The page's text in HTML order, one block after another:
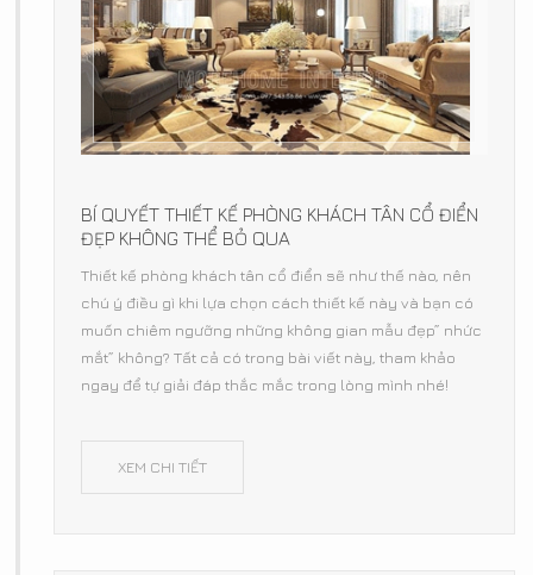
BÍ QUYẾT THIẾT KẾ PHÒNG KHÁCH TÂN CỔ ĐIỂN
ĐẸP KHÔNG THỂ BỎ QUA
Thiết kế phòng khách tân cổ điển sẽ như thế nào, nên
chú ý điều gì khi lựa chọn cách thiết kế này và bạn có
muốn chiêm ngưỡng những không gian mẫu đẹp” nhức
mắt” không? Tất cả có trong bài viết này, tham khảo
ngay để tự giải đáp thắc mắc trong lòng mình nhé!
XEM CHI TIẾT